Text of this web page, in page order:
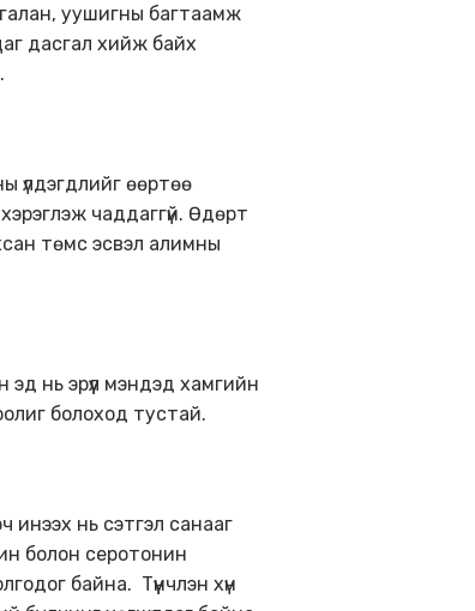
уушигны багтаамж
дасгал хийж байх
үлдэгдлийг өөртөө
чаддаггүй. Өдөрт
төмс эсвэл алимны
эд нь эрүүл мэндэд хамгийн
болоход тустай.
нь сэтгэл санааг
болон серотонин
байна. Түүнчлэн хүн